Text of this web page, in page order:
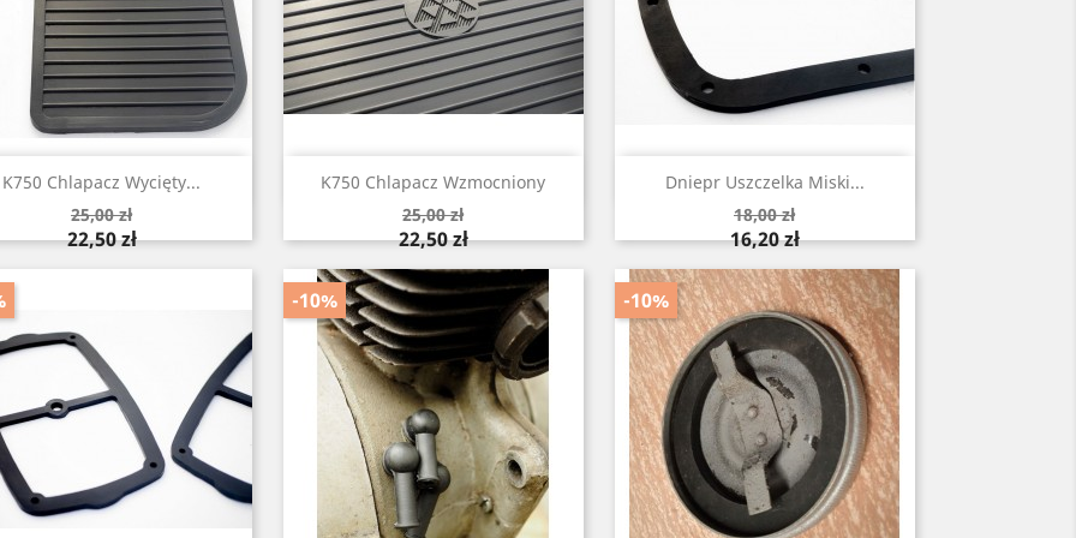
K750 Chlapacz Wycięty...
Cena
podstawowa
25,00 zł
Cena
22,50 zł
 Szybki podgląd K750 Chlapacz Wzmocniony
Cena
podstawowa
25,00 zł
Cena
22,50 zł
Szybki podgląd Dniepr Uszczelka Miski...
Cena
podstawowa
18,00 zł
Cena
16,20 zł
Szybki podgląd
-10% -10%